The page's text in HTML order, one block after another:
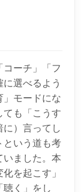
ーチ」「フ
選べるよう
」モードにな
ても「こうす
）言ってし
という道も考
いました。本
を起こす」
聴く」をし